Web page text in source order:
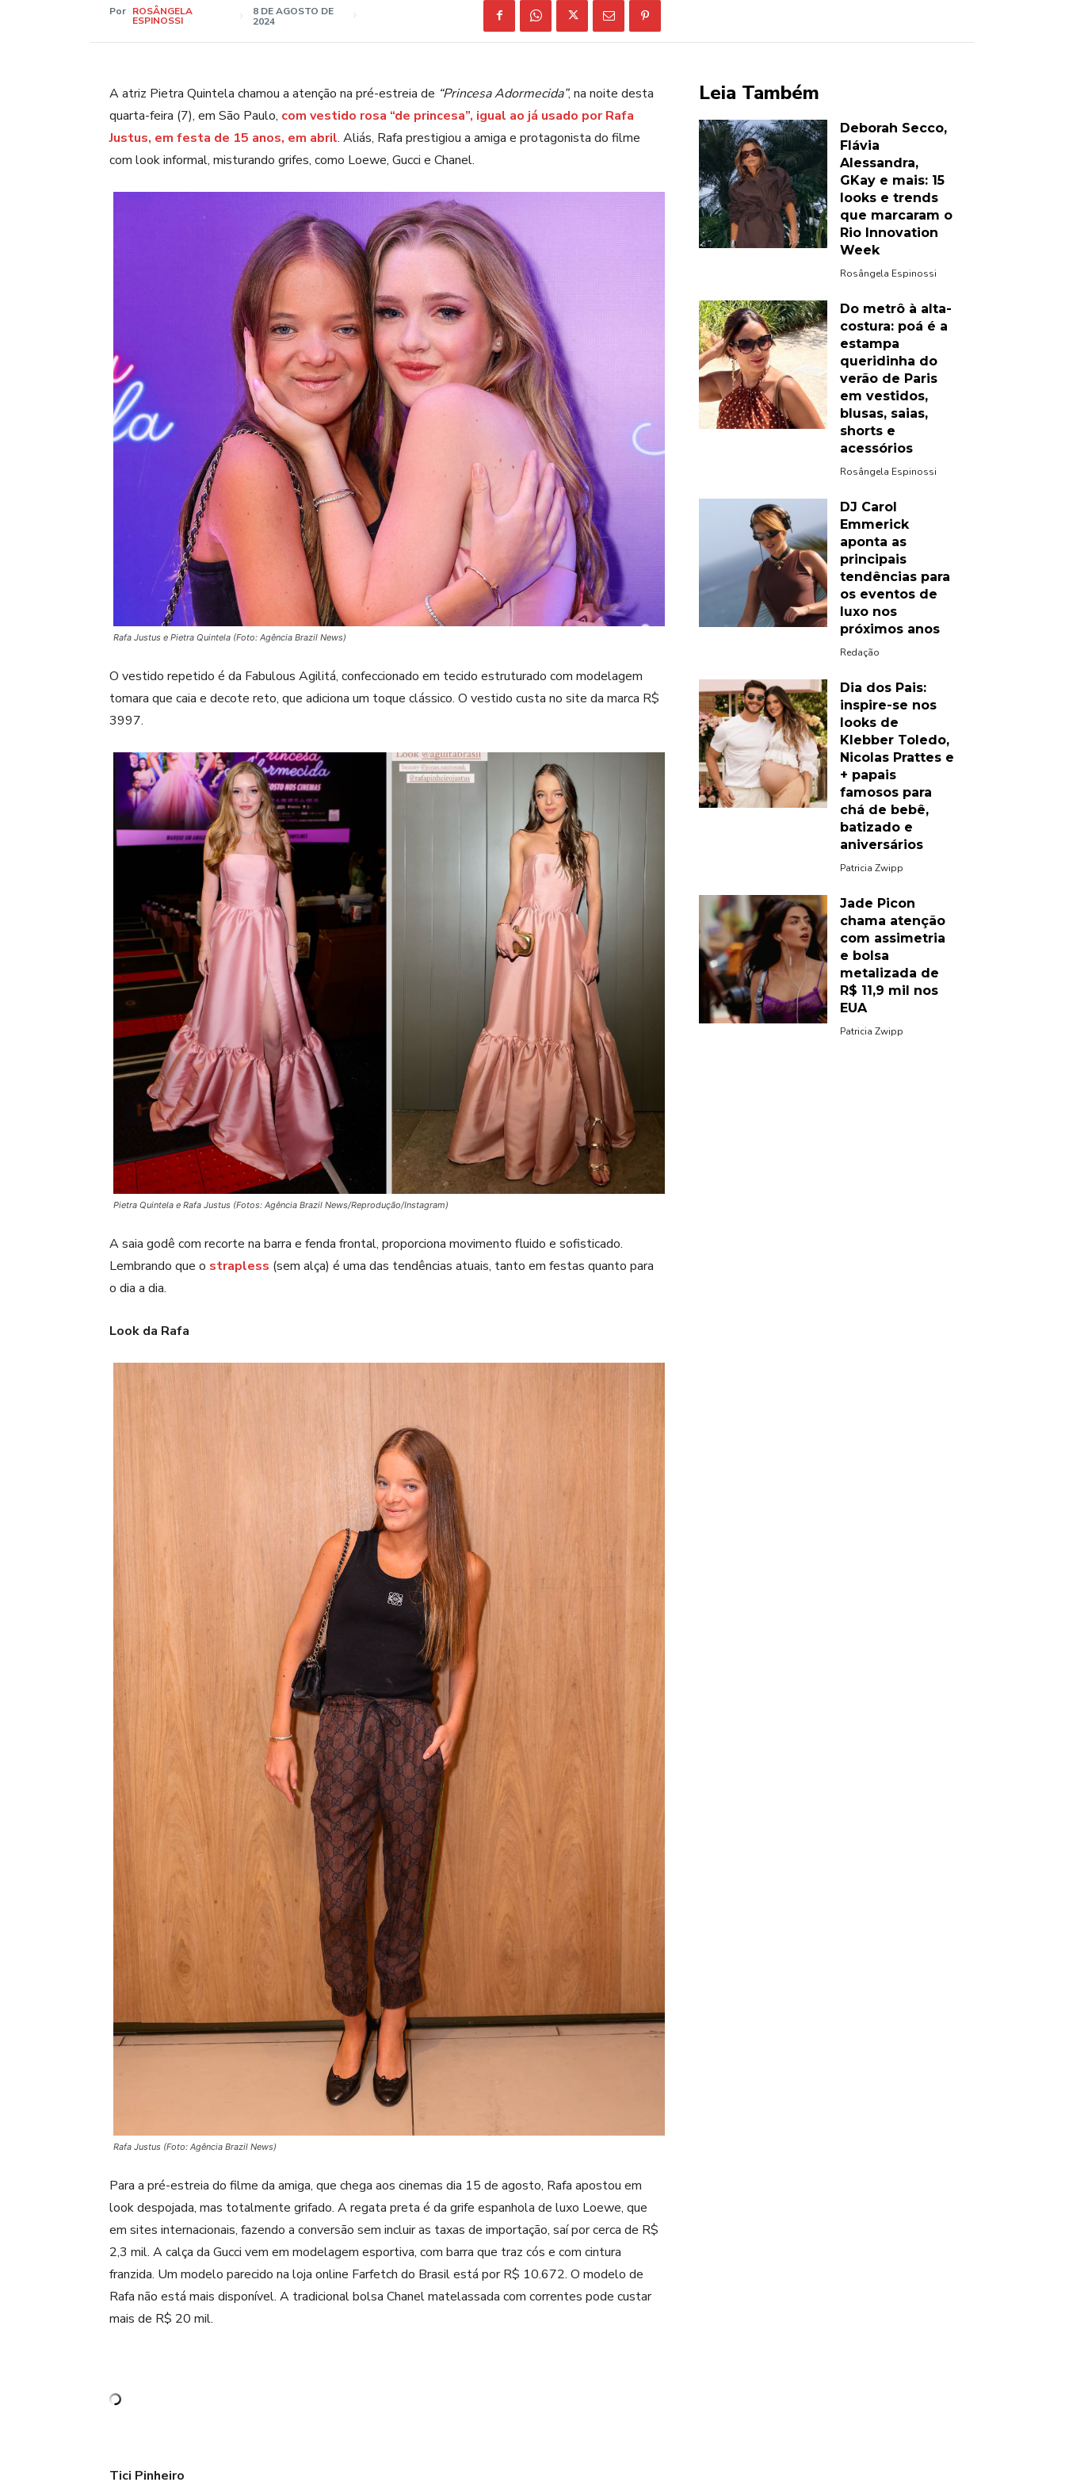
Por ROSÂNGELA
ESPINOSSI
8 DE AGOSTO DE
2024
A atriz Pietra Quintela chamou a atenção na pré-estreia de “Princesa Adormecida”, na noite desta
quarta-feira (7), em São Paulo, com vestido rosa “de princesa”, igual ao já usado por Rafa
Justus, em festa de 15 anos, em abril. Aliás, Rafa prestigiou a amiga e protagonista do filme
com look informal, misturando grifes, como Loewe, Gucci e Chanel.
Rafa Justus e Pietra Quintela (Foto: Agência Brazil News)
O vestido repetido é da Fabulous Agilitá, confeccionado em tecido estruturado com modelagem
tomara que caia e decote reto, que adiciona um toque clássico. O vestido custa no site da marca R$
3997.
Pietra Quintela e Rafa Justus (Fotos: Agência Brazil News/Reprodução/Instagram)
A saia godê com recorte na barra e fenda frontal, proporciona movimento fluido e sofisticado.
Lembrando que o strapless (sem alça) é uma das tendências atuais, tanto em festas quanto para
o dia a dia.
Look da Rafa
Rafa Justus (Foto: Agência Brazil News)
Para a pré-estreia do filme da amiga, que chega aos cinemas dia 15 de agosto, Rafa apostou em
look despojada, mas totalmente grifado. A regata preta é da grife espanhola de luxo Loewe, que
em sites internacionais, fazendo a conversão sem incluir as taxas de importação, saí por cerca de R$
2,3 mil. A calça da Gucci vem em modelagem esportiva, com barra que traz cós e com cintura
franzida. Um modelo parecido na loja online Farfetch do Brasil está por R$ 10.672. O modelo de
Rafa não está mais disponível. A tradicional bolsa Chanel matelassada com correntes pode custar
mais de R$ 20 mil.
Tici Pinheiro
Leia Também
Deborah Secco,
Flávia
Alessandra,
GKay e mais: 15
looks e trends
que marcaram o
Rio Innovation
Week
Rosângela Espinossi
Do metrô à alta-
costura: poá é a
estampa
queridinha do
verão de Paris
em vestidos,
blusas, saias,
shorts e
acessórios
Rosângela Espinossi
DJ Carol
Emmerick
aponta as
principais
tendências para
os eventos de
luxo nos
próximos anos
Redação
Dia dos Pais:
inspire-se nos
looks de
Klebber Toledo,
Nicolas Prattes e
+ papais
famosos para
chá de bebê,
batizado e
aniversários
Patricia Zwipp
Jade Picon
chama atenção
com assimetria
e bolsa
metalizada de
R$ 11,9 mil nos
EUA
Patricia Zwipp